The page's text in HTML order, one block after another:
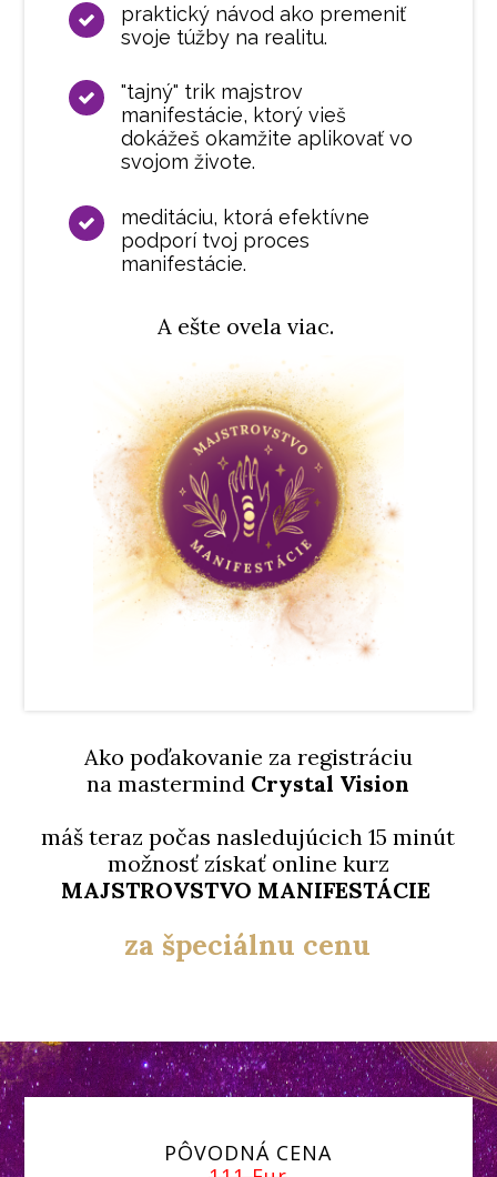
praktický návod ako premeniť
svoje túžby na realitu.
"tajný" trik majstrov
manifestácie, ktorý vieš
dokážeš okamžite aplikovať vo
svojom živote.
meditáciu, ktorá efektívne
podporí tvoj proces
manifestácie.
A ešte ovela viac.
Ako poďakovanie za registráciu
na mastermind Crystal Vision
máš teraz počas nasledujúcich 15 minút
možnosť získať online kurz
MAJSTROVSTVO MANIFESTÁCIE
za špeciálnu cenu
PÔVODNÁ CENA